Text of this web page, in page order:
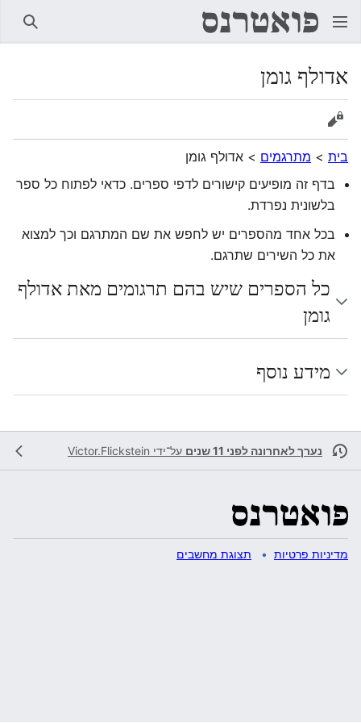
אדולף גומן
הצגת מקור
בית > מתרגמים > אדולף גומן
בדף זה מופיעים קישורים לדפי ספרים. כדאי לפתוח כל ספר
בלשונית נפרדת.
בכל אחד מהספרים יש לחפש את שם המתרגם וכך למצוא
את כל השירים שתרגם.
כל הספרים שיש בהם תרגומים מאת אדולף
גומן
מידע נוסף
נערך לאחרונה לפני 11 שנים על־ידי Victor.Flickstein
מדיניות פרטיות תצוגת מחשבים